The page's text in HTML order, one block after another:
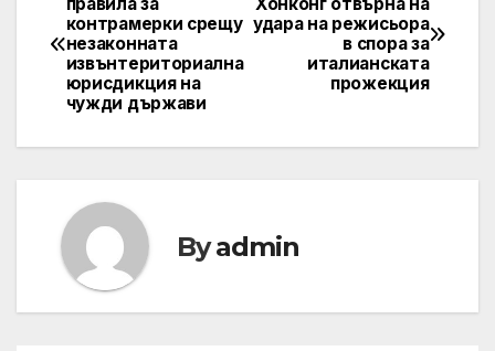
navigation
Хонконг отвърна на
удара на режисьора
в спора за
италианската
прожекция
правила за
контрамерки срещу
незаконната
извънтериториална
юрисдикция на
чужди държави
Byadmin